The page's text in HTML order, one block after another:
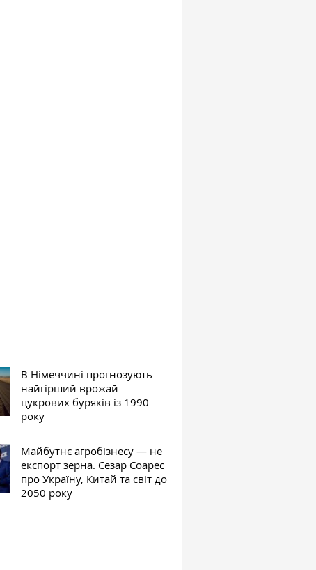
В Німеччині прогнозують
найгірший врожай
цукрових буряків із 1990
року
Майбутнє агробізнесу — не
експорт зерна. Сезар Соарес
про Україну, Китай та світ до
2050 року